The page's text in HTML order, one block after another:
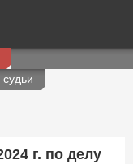
г. по делу